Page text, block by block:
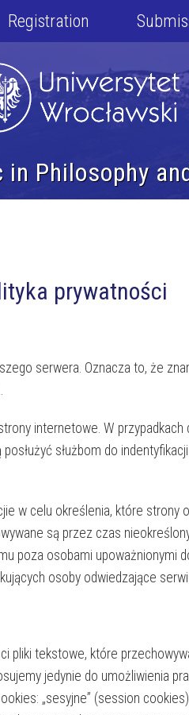
Registration
Philosophy
prywatności
serwera. Oznacza to, że
internetowe. W
służbom do
w celu określenia, które
są przez czas
poza osobami upoważnionymi
osoby odwiedzające
pliki tekstowe, które
jedynie do umożliwienia
„sesyjne” (session